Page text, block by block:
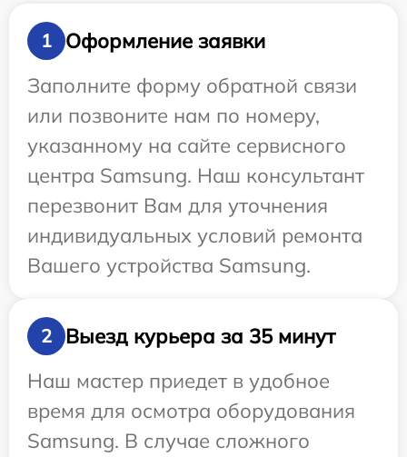
1
Оформление заявки
Заполните форму обратной связи
или позвоните нам по номеру,
указанному на сайте сервисного
центра Samsung. Наш консультант
перезвонит Вам для уточнения
индивидуальных условий ремонта
Вашего устройства Samsung.
2
Выезд курьера за 35 минут
Наш мастер приедет в удобное
время для осмотра оборудования
Samsung. В случае сложного